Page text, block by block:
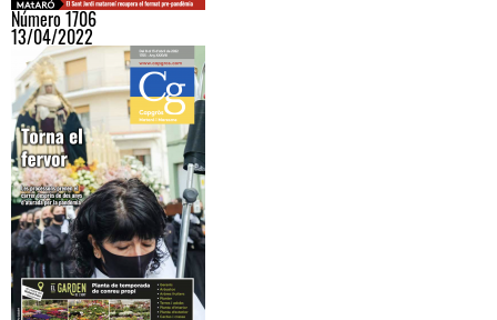
Número 1706
13/04/2022